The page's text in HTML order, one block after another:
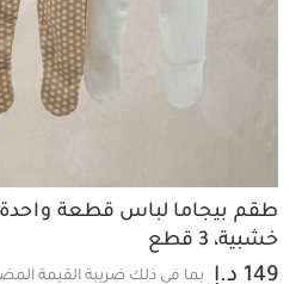
طقم بيجاما لباس قطعة
خشبية، 3 قطع
149 د.إ بما في ذلك ضريبة القيمة